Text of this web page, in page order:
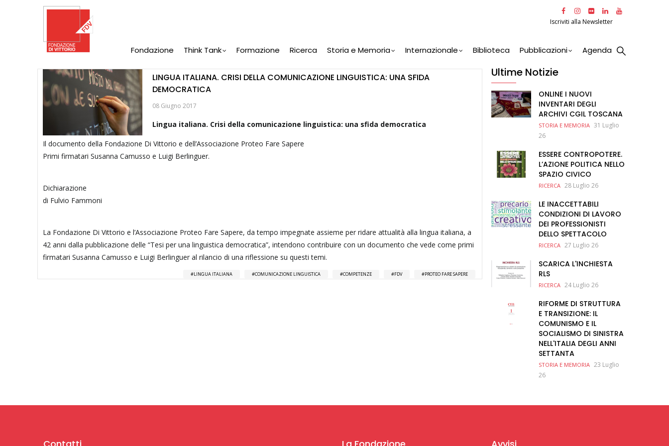
Iscriviti alla Newsletter
Navigation
Fondazione Think Tank Formazione Ricerca Storia e Memoria Internazionale Biblioteca Pubblicazioni Agenda
LINGUA ITALIANA. CRISI DELLA COMUNICAZIONE LINGUISTICA: UNA SFIDA
DEMOCRATICA
08 Giugno 2017
Lingua italiana. Crisi della comunicazione linguistica: una sfida democratica
Il documento della Fondazione Di Vittorio e dell’Associazione Proteo Fare Sapere
Primi firmatari Susanna Camusso e Luigi Berlinguer.
Dichiarazione
di Fulvio Fammoni
La Fondazione Di Vittorio e l’Associazione Proteo Fare Sapere, da tempo impegnate assieme per ridare attualità alla lingua italiana, a
42 anni dalla pubblicazione delle “Tesi per una linguistica democratica”, intendono contribuire con un documento che vede come primi
firmatari Susanna Camusso e Luigi Berlinguer al rilancio di una riflessione su questi temi.
LINGUA ITALIANA COMUNICAZIONE LINGUISTICA COMPETENZE FDV PROTEO FARE SAPERE
Ultime Notizie
ONLINE I NUOVI
INVENTARI DEGLI
ARCHIVI CGIL TOSCANA
STORIA E MEMORIA 31 Luglio
26
ESSERE CONTROPOTERE.
L’AZIONE POLITICA NELLO
SPAZIO CIVICO
RICERCA 28 Luglio 26
LE INACCETTABILI
CONDIZIONI DI LAVORO
DEI PROFESSIONISTI
DELLO SPETTACOLO
RICERCA 27 Luglio 26
SCARICA L'INCHIESTA
RLS
RICERCA 24 Luglio 26
RIFORME DI STRUTTURA
E TRANSIZIONE: IL
COMUNISMO E IL
SOCIALISMO DI SINISTRA
NELL'ITALIA DEGLI ANNI
SETTANTA
STORIA E MEMORIA 23 Luglio
26